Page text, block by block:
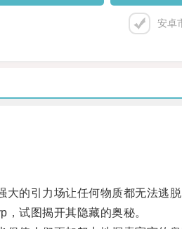
安卓
的引力场让任何物质都无法逃脱
试图揭开其隐藏的奥秘。